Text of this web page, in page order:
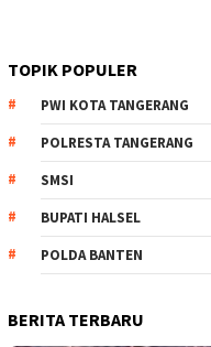
TOPIK POPULER
PWI KOTA TANGERANG
POLRESTA TANGERANG
SMSI
BUPATI HALSEL
POLDA BANTEN
BERITA TERBARU